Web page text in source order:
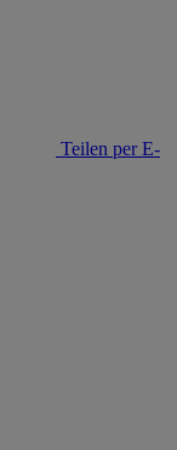
Teilen per E-